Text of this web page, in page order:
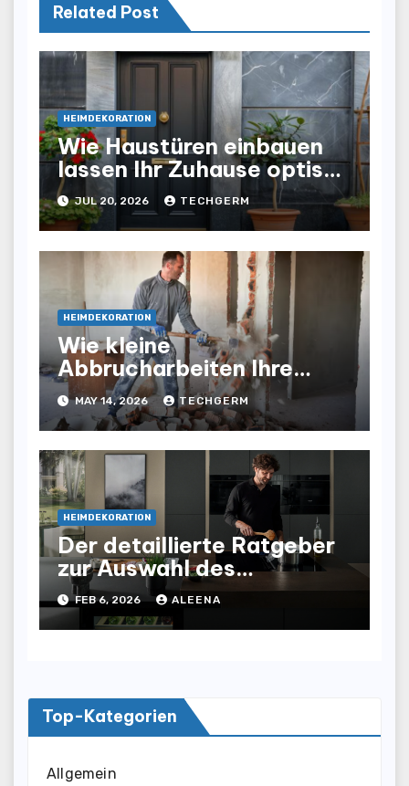
Related Post
HEIMDEKORATION
Wie Haustüren einbauen
lassen Ihr Zuhause optisch
und funktional aufwertet
JUL 20, 2026 TECHGERM
HEIMDEKORATION
Wie kleine
Abbrucharbeiten Ihre
Renovierung schneller und
sicherer machen
MAY 14, 2026 TECHGERM
HEIMDEKORATION
Der detaillierte Ratgeber
zur Auswahl des
Geeigneten Kochfeld
Modells für Ihr Zuhause
FEB 6, 2026 ALEENA
Top-Kategorien
Allgemein